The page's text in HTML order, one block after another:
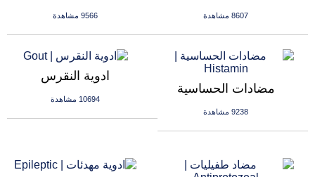
9566 مشاهدة 8607 مشاهدة
ادوية النقرس
10694 مشاهدة
مضادات الحساسية
9238 مشاهدة